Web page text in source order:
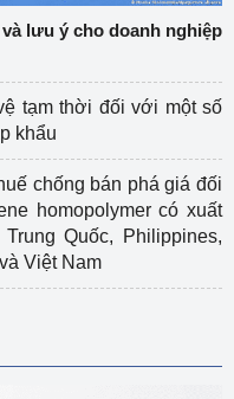
lưu ý cho doanh nghiệp
tạm thời đối với một số
khẩu
chống bán phá giá đối
homopolymer có xuất
Quốc, Philippines,
Việt Nam